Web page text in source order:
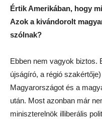
Értik Amerikában, hogy
Azok a kivándorolt
szólnak?
Ebben nem vagyok biztos.
újságíró, a régió
Magyarországot és a
után. Most azonban már
miniszterelnök illiberális